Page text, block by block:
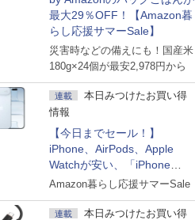
最大29％OFF！【Amazon暮
らし応援サマーSale】
災害時などの備えにも！国産米
180g×24個が最安2,978円から
連載
本日みつけたお買い得
情報
【今日までセール！】
iPhone、AirPods、Apple
Watchが安い、「iPhone
Air」256GB版が139,800円な
Amazon暮らし応援サマーSale
連載
本日みつけたお買い得